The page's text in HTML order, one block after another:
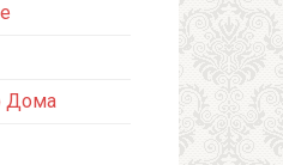
Дома